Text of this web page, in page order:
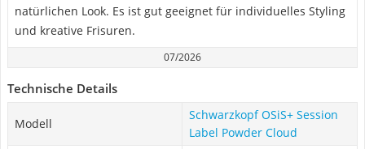
natürlichen Look. Es ist gut geeignet für individuelles Styling
und kreative Frisuren.
07/2026
Technische Details
Modell
Schwarzkopf OSiS+ Session
Label Powder Cloud